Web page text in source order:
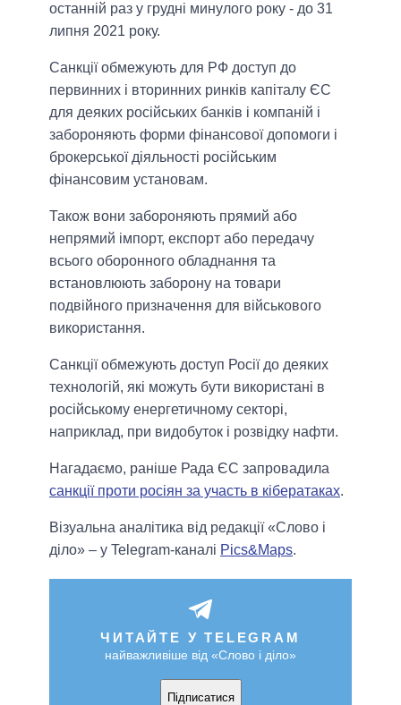
останній раз у грудні минулого року - до 31
липня 2021 року.
Санкції обмежують для РФ доступ до
первинних і вторинних ринків капіталу ЄС
для деяких російських банків і компаній і
забороняють форми фінансової допомоги і
брокерської діяльності російським
фінансовим установам.
Також вони забороняють прямий або
непрямий імпорт, експорт або передачу
всього оборонного обладнання та
встановлюють заборону на товари
подвійного призначення для військового
використання.
Санкції обмежують доступ Росії до деяких
технологій, які можуть бути використані в
російському енергетичному секторі,
наприклад, при видобуток і розвідку нафти.
Нагадаємо, раніше Рада ЄС запровадила
санкції проти росіян за участь в кібератаках.
Візуальна аналітика від редакції «Слово і
діло» – у Telegram-каналі Pics&Maps.
ЧИТАЙТЕ У TELEGRAM
найважливіше від «Слово і діло»
Підписатися